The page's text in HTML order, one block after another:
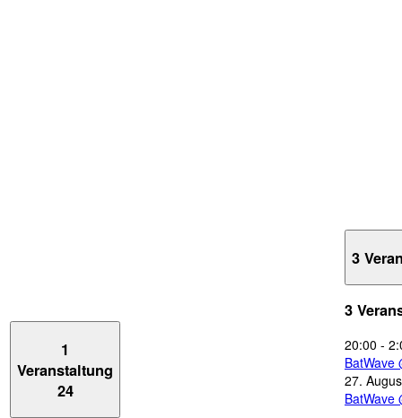
1
Veranstaltung
24
3
3
20:00 -
BatWave
27.
BatWave